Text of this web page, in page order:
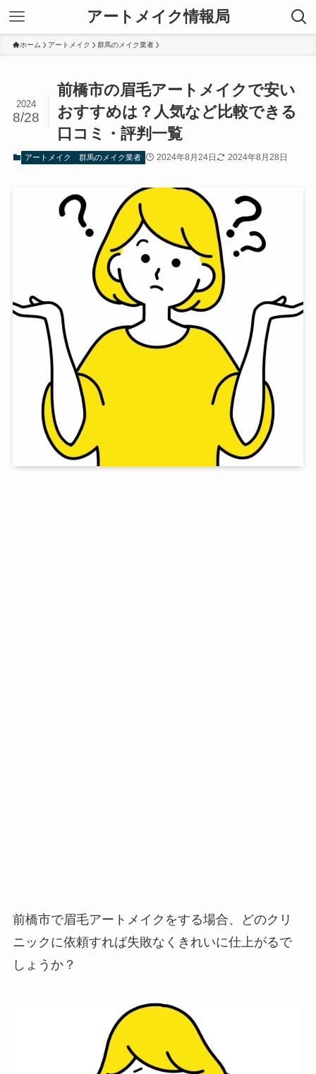
アートメイク情報局
ホーム アートメイク 群馬のメイク業者
前橋市の眉毛アートメイクで安い
おすすめは？人気など比較できる
口コミ・評判一覧
2024
8/28
アートメイク 群馬のメイク業者 2024年8月24日 2024年8月28日
前橋市で眉毛アートメイクをする場合、
どのクリ
ニックに依頼すれば失敗なくきれいに仕上がるで
しょうか？